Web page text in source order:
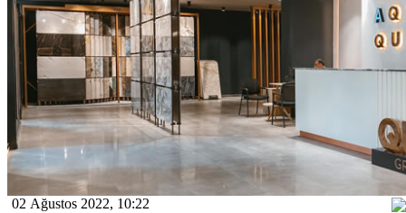
02 Ağustos 2022, 10:22